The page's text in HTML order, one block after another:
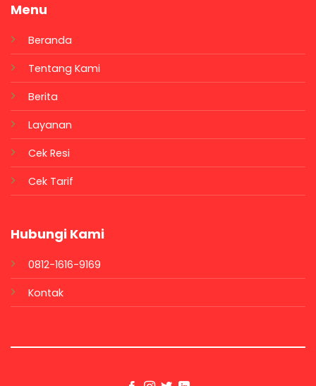
Menu
Beranda
Tentang Kami
Berita
Layanan
Cek Resi
Cek Tarif
Hubungi Kami
0812-1616-9169
Kontak